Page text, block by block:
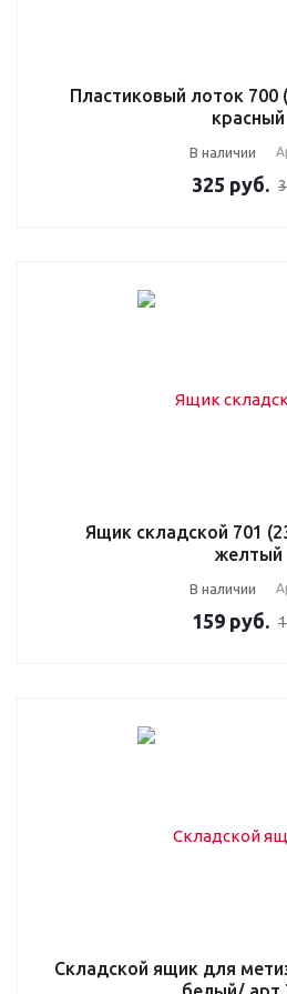
Пластиковый лоток 700
красный
В наличии
325 руб.
Ящик складской 701
желтый
В наличии
159 руб.
Складской ящик для